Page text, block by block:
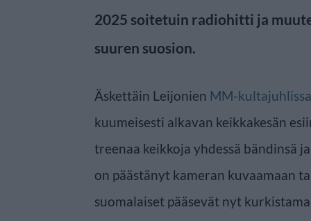
2025 soitetuin radiohitti ja
suuren suosion.
Äskettäin Leijonien MM-
kuumeisesti alkavan keikkakesän
treenaa keikkoja yhdessä bändinsä
on päästänyt kameran kuvaamaan
suomalaiset pääsevät nyt